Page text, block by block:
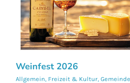
Weinfest 2026
Allgemein, Freizeit & Kultur,